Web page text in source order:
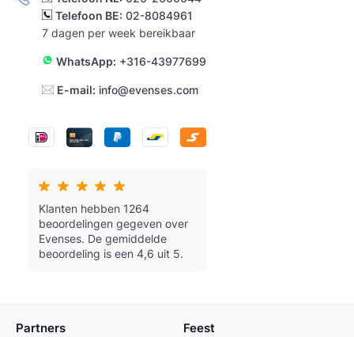
Telefoon BE: 02-8084961
7 dagen per week bereikbaar
WhatsApp: +316-43977699
E-mail: info@evenses.com
Klanten hebben 1264
beoordelingen gegeven over
Evenses. De gemiddelde
beoordeling is een 4,6 uit 5.
Partners Feest